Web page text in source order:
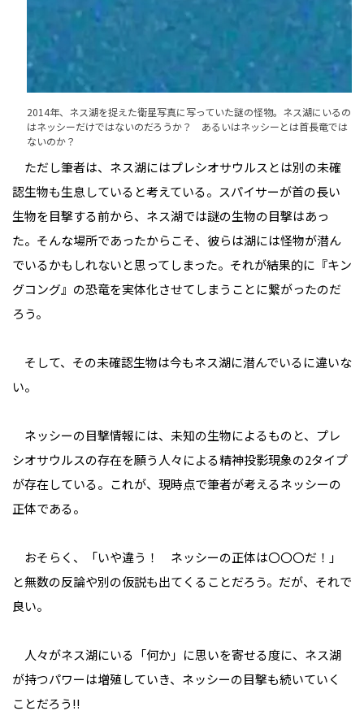
2014年、ネス湖を捉えた衛星写真に写っていた謎の怪物。ネス湖にいるの
はネッシーだけではないのだろうか？ あるいはネッシーとは首長竜では
ないのか？
ただし筆者は、ネス湖にはプレシオサウルスとは別の未確
認生物も生息していると考えている。スパイサーが首の長い
生物を目撃する前から、ネス湖では謎の生物の目撃はあっ
た。そんな場所であったからこそ、彼らは湖には怪物が潜ん
でいるかもしれないと思ってしまった。それが結果的に『キン
グコング』の恐竜を実体化させてしまうことに繋がったのだ
ろう。
そして、その未確認生物は今もネス湖に潜んでいるに違いな
い。
ネッシーの目撃情報には、未知の生物によるものと、プレ
シオサウルスの存在を願う人々による精神投影現象の2タイプ
が存在している。これが、現時点で筆者が考えるネッシーの
正体である。
おそらく、「いや違う！ ネッシーの正体は〇〇〇だ！」
と無数の反論や別の仮説も出てくることだろう。だが、それで
良い。
人々がネス湖にいる「何か」に思いを寄せる度に、ネス湖
が持つパワーは増殖していき、ネッシーの目撃も続いていく
ことだろう!!